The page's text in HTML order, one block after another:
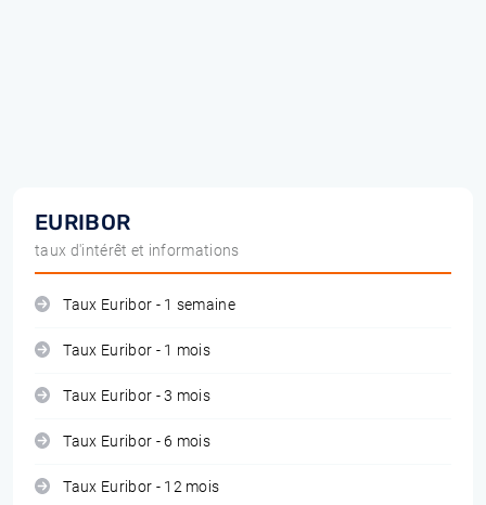
EURIBOR
taux d'intérêt et informations
Taux Euribor - 1 semaine
Taux Euribor - 1 mois
Taux Euribor - 3 mois
Taux Euribor - 6 mois
Taux Euribor - 12 mois